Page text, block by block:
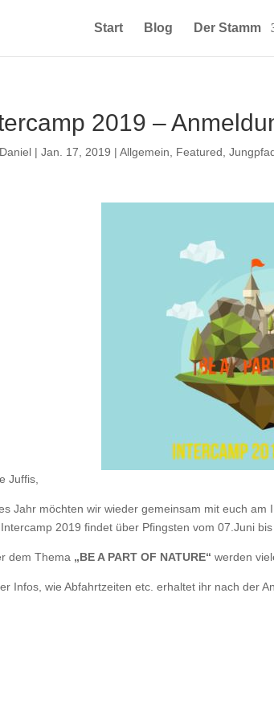
Start Blog Der Stamm
2019 –
Daniel |Jan. 17, 2019 |Allgemein Featured ,
Juffis,
Jahr möchten wir wieder gemeinsam mit euch am
2019 findet über Pfingsten vom 07.Juni
dem Thema „BE A PART OF NATURE“ werden
Infos, wie Abfahrtzeiten etc. erhaltet ihr nach der